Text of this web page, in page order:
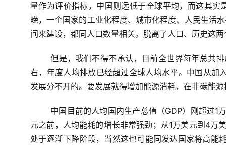
量作为评价指标，中国则远低于全球平均，而这其
晚，一个国家的工业化程度、城市化程度、人民生活
间来建设，都同人口数量相关。脱离了人口、历史这
但是，我们不得不承认，目前全世界每年总共
右，年度人均排放已经超过全球人均水平。中国从加
发展分不开的。要发展就得增加能源消耗，在非碳能
中国目前的人均国内生产总值（GDP）刚超过1
元之前，人均能耗的增长非常强劲；从1万美元到4万
处于逐渐下降阶段，当然这也可能同发达国家将高